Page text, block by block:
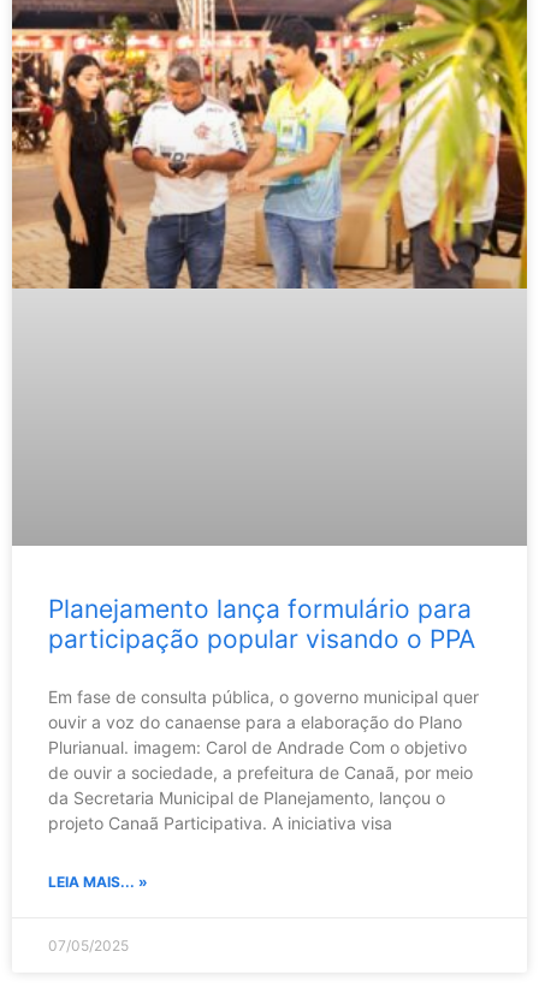
Planejamento lança formulário para
participação popular visando o PPA
Em fase de consulta pública, o governo municipal quer
ouvir a voz do canaense para a elaboração do Plano
Plurianual. imagem: Carol de Andrade Com o objetivo
de ouvir a sociedade, a prefeitura de Canaã, por meio
da Secretaria Municipal de Planejamento, lançou o
projeto Canaã Participativa. A iniciativa visa
LEIA MAIS... »
07/05/2025